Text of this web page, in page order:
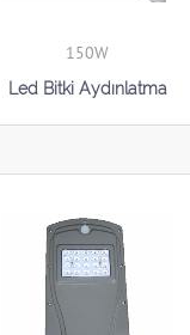
150W
Led Bitki Aydınlatma